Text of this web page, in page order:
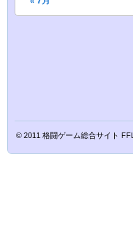
© 2011 格闘ゲーム総合サイト FFL